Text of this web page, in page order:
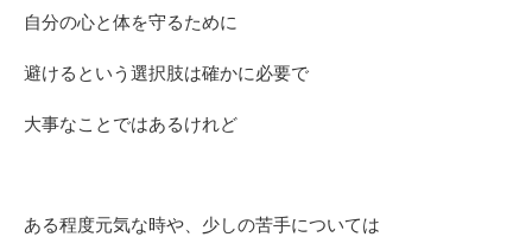
自分の心と体を守るために
避けるという選択肢は確かに必要で
大事なことではあるけれど
ある程度元気な時や、少しの苦手については